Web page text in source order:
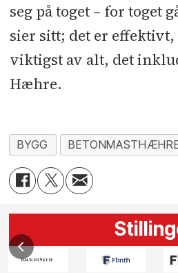
seg på toget – for toget
sier sitt; det er
viktigst av alt, det
Hæhre.
BYGG